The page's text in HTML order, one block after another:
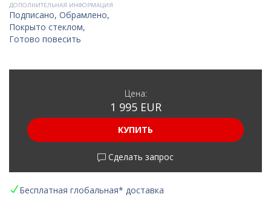
ДОПОЛНИТЕЛЬНАЯ ИНФОРМАЦИЯ
Подписано, Обрамлено,
Покрыто стеклом,
Готово повесить
Цена:
1 995 EUR
КУПИТЬ
Сделать запрос
Бесплатная глобальная* доставка